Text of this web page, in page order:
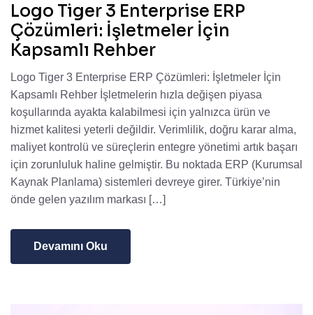
Logo Tiger 3 Enterprise ERP
Çözümleri: İşletmeler İçin
Kapsamlı Rehber
Logo Tiger 3 Enterprise ERP Çözümleri: İşletmeler İçin
Kapsamlı Rehber İşletmelerin hızla değişen piyasa
koşullarında ayakta kalabilmesi için yalnızca ürün ve
hizmet kalitesi yeterli değildir. Verimlilik, doğru karar alma,
maliyet kontrolü ve süreçlerin entegre yönetimi artık başarı
için zorunluluk haline gelmiştir. Bu noktada ERP (Kurumsal
Kaynak Planlama) sistemleri devreye girer. Türkiye’nin
önde gelen yazılım markası […]
Devamını Oku